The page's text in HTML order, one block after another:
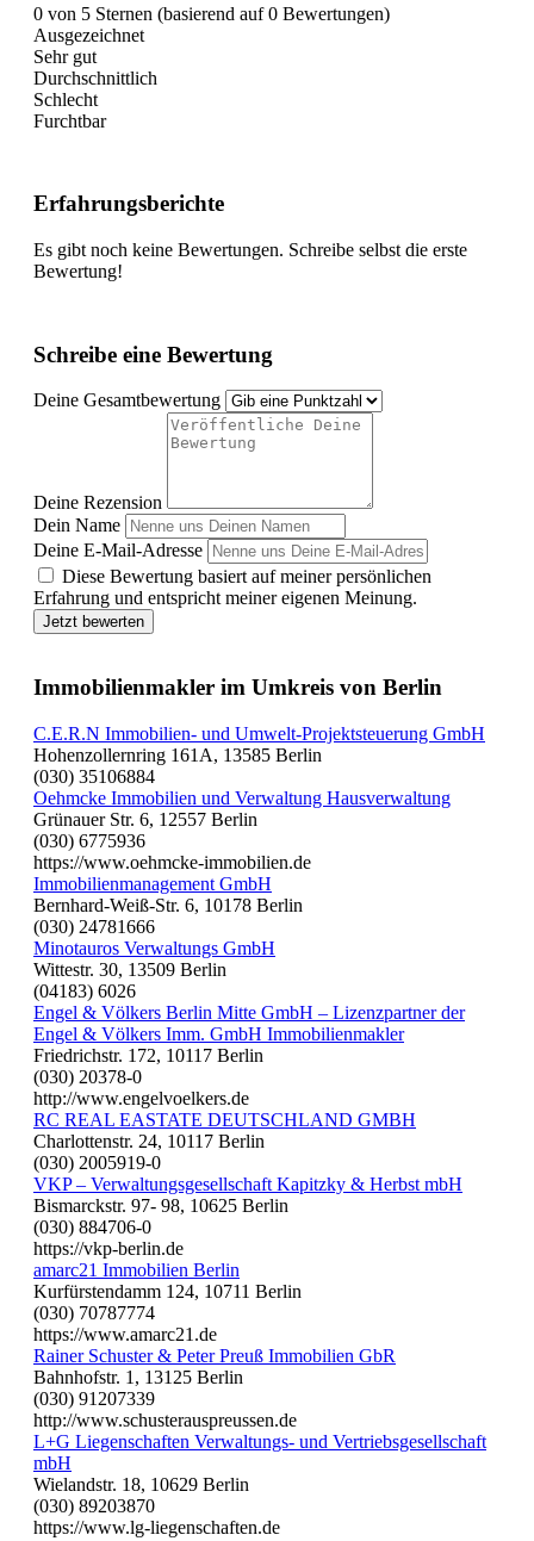
0 von 5 Sternen (basierend auf 0 Bewertungen)
Ausgezeichnet
Sehr gut
Durchschnittlich
Schlecht
Furchtbar
Erfahrungsberichte
Es gibt noch keine Bewertungen. Schreibe selbst die erste
Bewertung!
Schreibe eine Bewertung
Deine Gesamtbewertung
Deine Rezension
Dein Name
Deine E-Mail-Adresse
Diese Bewertung basiert auf meiner persönlichen
Erfahrung und entspricht meiner eigenen Meinung.
Jetzt bewerten
Immobilienmakler im Umkreis von Berlin
C.E.R.N Immobilien- und Umwelt-Projektsteuerung GmbH
Hohenzollernring 161A, 13585 Berlin
(030) 35106884
Oehmcke Immobilien und Verwaltung Hausverwaltung
Grünauer Str. 6, 12557 Berlin
(030) 6775936
https://www.oehmcke-immobilien.de
Immobilienmanagement GmbH
Bernhard-Weiß-Str. 6, 10178 Berlin
(030) 24781666
Minotauros Verwaltungs GmbH
Wittestr. 30, 13509 Berlin
(04183) 6026
Engel & Völkers Berlin Mitte GmbH – Lizenzpartner der
Engel & Völkers Imm. GmbH Immobilienmakler
Friedrichstr. 172, 10117 Berlin
(030) 20378-0
http://www.engelvoelkers.de
RC REAL EASTATE DEUTSCHLAND GMBH
Charlottenstr. 24, 10117 Berlin
(030) 2005919-0
VKP – Verwaltungsgesellschaft Kapitzky & Herbst mbH
Bismarckstr. 97- 98, 10625 Berlin
(030) 884706-0
https://vkp-berlin.de
amarc21 Immobilien Berlin
Kurfürstendamm 124, 10711 Berlin
(030) 70787774
https://www.amarc21.de
Rainer Schuster & Peter Preuß Immobilien GbR
Bahnhofstr. 1, 13125 Berlin
(030) 91207339
http://www.schusterauspreussen.de
L+G Liegenschaften Verwaltungs- und Vertriebsgesellschaft
mbH
Wielandstr. 18, 10629 Berlin
(030) 89203870
https://www.lg-liegenschaften.de